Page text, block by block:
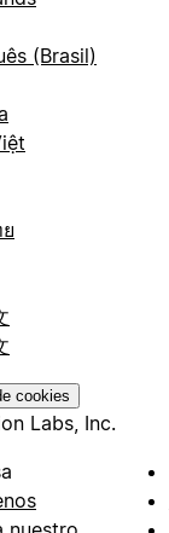
(Brasil)
cookies
Labs, Inc.